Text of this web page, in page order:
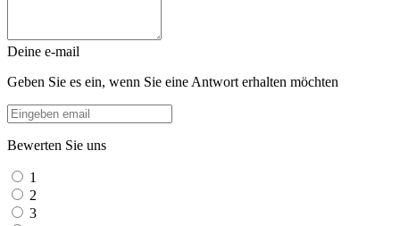
Deine e-mail
Geben Sie es ein, wenn Sie eine Antwort erhalten möchten
Bewerten Sie uns
1
2
3